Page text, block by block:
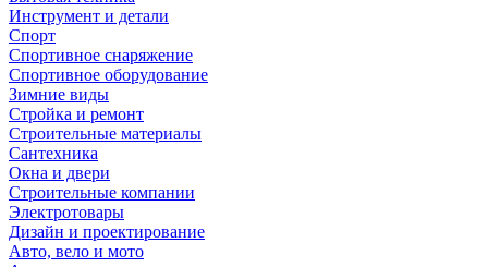
Инструмент и детали
Спорт
Спортивное снаряжение
Спортивное оборудование
Зимние виды
Стройка и ремонт
Строительные материалы
Сантехника
Окна и двери
Строительные компании
Электротовары
Дизайн и проектирование
Авто, вело и мото